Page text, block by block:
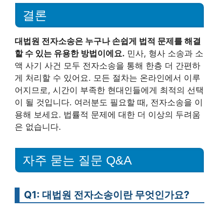
결론
대법원 전자소송은 누구나 손쉽게 법적 문제를 해결
할 수 있는 유용한 방법이에요. 민사, 형사 소송과 소
액 사기 사건 모두 전자소송을 통해 한층 더 간편하
게 처리할 수 있어요. 모든 절차는 온라인에서 이루
어지므로, 시간이 부족한 현대인들에게 최적의 선택
이 될 것입니다. 여러분도 필요할 때, 전자소송을 이
용해 보세요. 법률적 문제에 대한 더 이상의 두려움
은 없습니다.
자주 묻는 질문 Q&A
Q1: 대법원 전자소송이란 무엇인가요?